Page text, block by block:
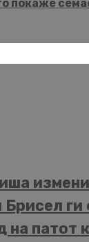
покаже
Брисел ги
на патот